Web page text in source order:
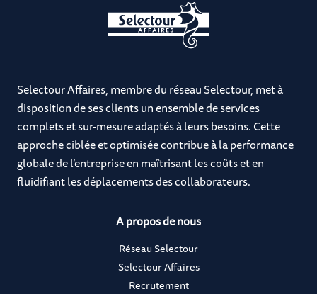
Selectour Affaires, membre du réseau Selectour, met à
disposition de ses clients un ensemble de services
complets et sur-mesure adaptés à leurs besoins. Cette
approche ciblée et optimisée contribue à la performance
globale de l’entreprise en maîtrisant les coûts et en
fluidifiant les déplacements des collaborateurs.
A propos de nous
Réseau Selectour
Selectour Affaires
Recrutement